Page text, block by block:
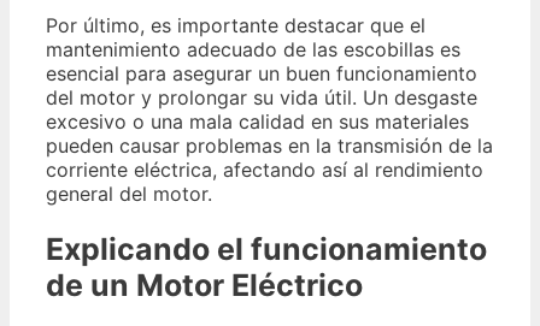
Por último, es importante destacar que el
mantenimiento adecuado de las escobillas es
esencial para asegurar un buen funcionamiento
del motor y prolongar su vida útil. Un desgaste
excesivo o una mala calidad en sus materiales
pueden causar problemas en la transmisión de la
corriente eléctrica, afectando así al rendimiento
general del motor.
Explicando el funcionamiento
de un Motor Eléctrico